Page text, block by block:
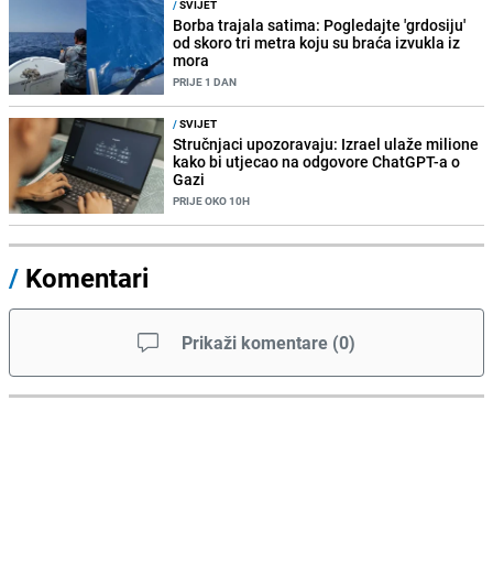
/SVIJET
Borba trajala satima: Pogledajte 'grdosiju'
od skoro tri metra koju su braća izvukla iz
mora
PRIJE 1 DAN
/SVIJET
Stručnjaci upozoravaju: Izrael ulaže milione
kako bi utjecao na odgovore ChatGPT-a o
Gazi
PRIJE OKO 10H
/ Komentari
Prikaži komentare (0)